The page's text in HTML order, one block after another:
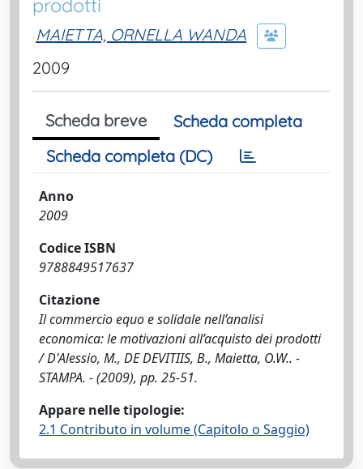
prodotti
MAIETTA, ORNELLA WANDA
2009
Scheda breve
Scheda completa
Scheda completa (DC)
Anno
2009
Codice ISBN
9788849517637
Citazione
Il commercio equo e solidale nell’analisi
economica: le motivazioni all’acquisto dei prodotti
/ D'Alessio, M., DE DEVITIIS, B., Maietta, O.W.. -
STAMPA. - (2009), pp. 25-51.
Appare nelle tipologie:
2.1 Contributo in volume (Capitolo o Saggio)